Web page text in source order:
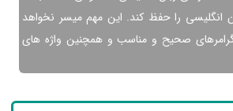
انگلیسی را حفظ کند. این مهم میسر نخواهد
گرامرهای صحیح و مناسب و همچنین واژه های